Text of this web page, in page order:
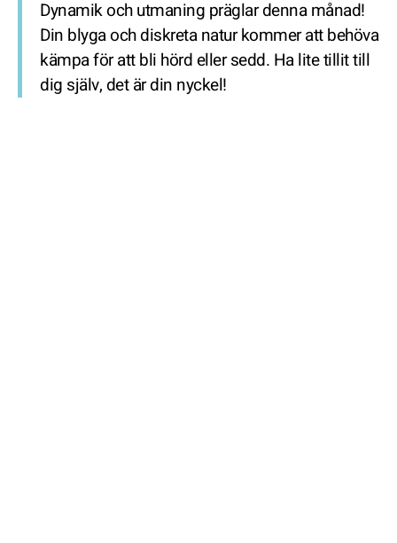
Dynamik och utmaning präglar denna månad!
Din blyga och diskreta natur kommer att behöva
kämpa för att bli hörd eller sedd. Ha lite tillit till
dig själv, det är din nyckel!